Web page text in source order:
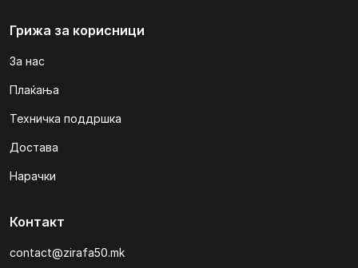
Грижа за корисници
За нас
Плаќања
Техничка поддршка
Достава
Нарачки
Контакт
contact@zirafa50.mk